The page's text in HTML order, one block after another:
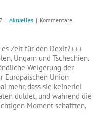
| Aktuelles | Kommentare
Zeit für den Dexit?+++
Ungarn und Tschechien.
Weigerung der
Europäischen Union
mehr, dass sie keinerlei
duldet, und während die
Moment schafften,